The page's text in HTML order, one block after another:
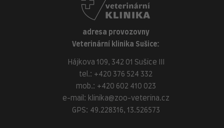
adresa provozovny
Veterinární klinika Sušice:
Hájkova 109, 342 01 Sušice III
tel.: +420 376 524 332
mob.: +420 602 410 023
e-mail: klinika@zoo-veterina.cz
GPS: 49.228316, 13.526573